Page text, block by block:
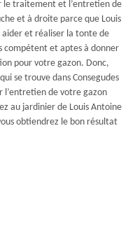
le traitement et l’entretien de
et à droite parce que Louis
aider et réaliser la tonte de
compétent et aptes à donner
pour votre gazon. Donc,
se trouve dans Consegudes
de votre gazon
au jardinier de Louis Antoine
obtiendrez le bon résultat